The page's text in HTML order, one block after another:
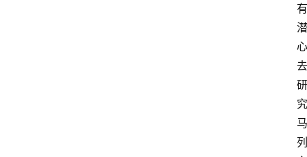
有
潜
心
去
研
究
马
列